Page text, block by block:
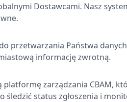
Dostawcami. Nasz
przetwarzania Państwa
informację zwrotną.
zarządzania CBAM,
śledzić status zgłoszenia i